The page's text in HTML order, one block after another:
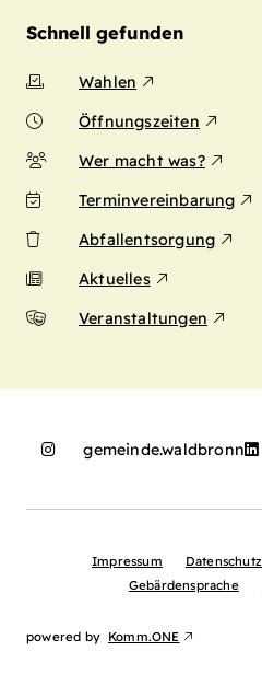
Schnell gefunden
Wahlen
Öffnungszeiten
Wer macht was?
Terminvereinbarung
Abfallentsorgung
Aktuelles
Veranstaltungen
gemeinde.waldbronn
Impressum Datenschutz
Gebärdensprache
powered by Komm.ONE